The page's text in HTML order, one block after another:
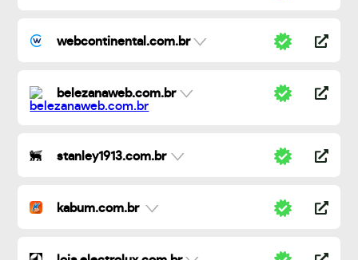
webcontinental.com.br
belezanaweb.com.br
stanley1913.com.br
kabum.com.br